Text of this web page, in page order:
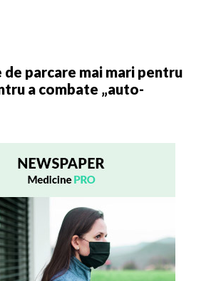
de parcare mai mari pentru
a combate „auto-